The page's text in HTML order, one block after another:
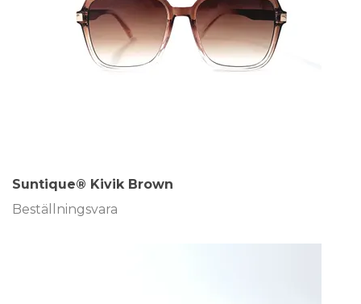
Suntique® Kivik Brown
Beställningsvara